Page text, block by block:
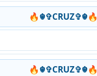
🔥☬✞CRUZ✞☬🔥
🔥☬✞CRUZ✞☬🔥